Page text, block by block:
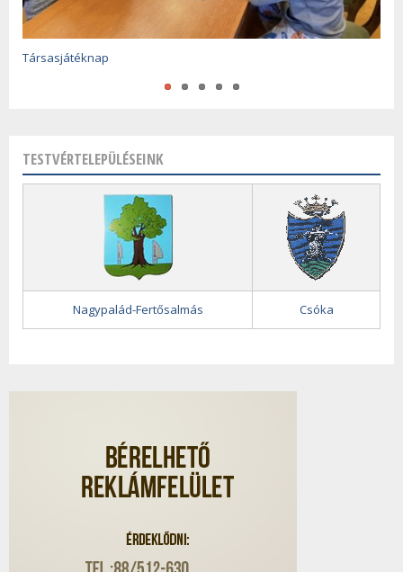
Társasjátéknap
A magyar kultúra napja
Óévértékelő és újévköszöntő 2025-2026
TESTVÉRTELEPÜLÉSEINK
Nagypalád-Fertősalmás Csóka